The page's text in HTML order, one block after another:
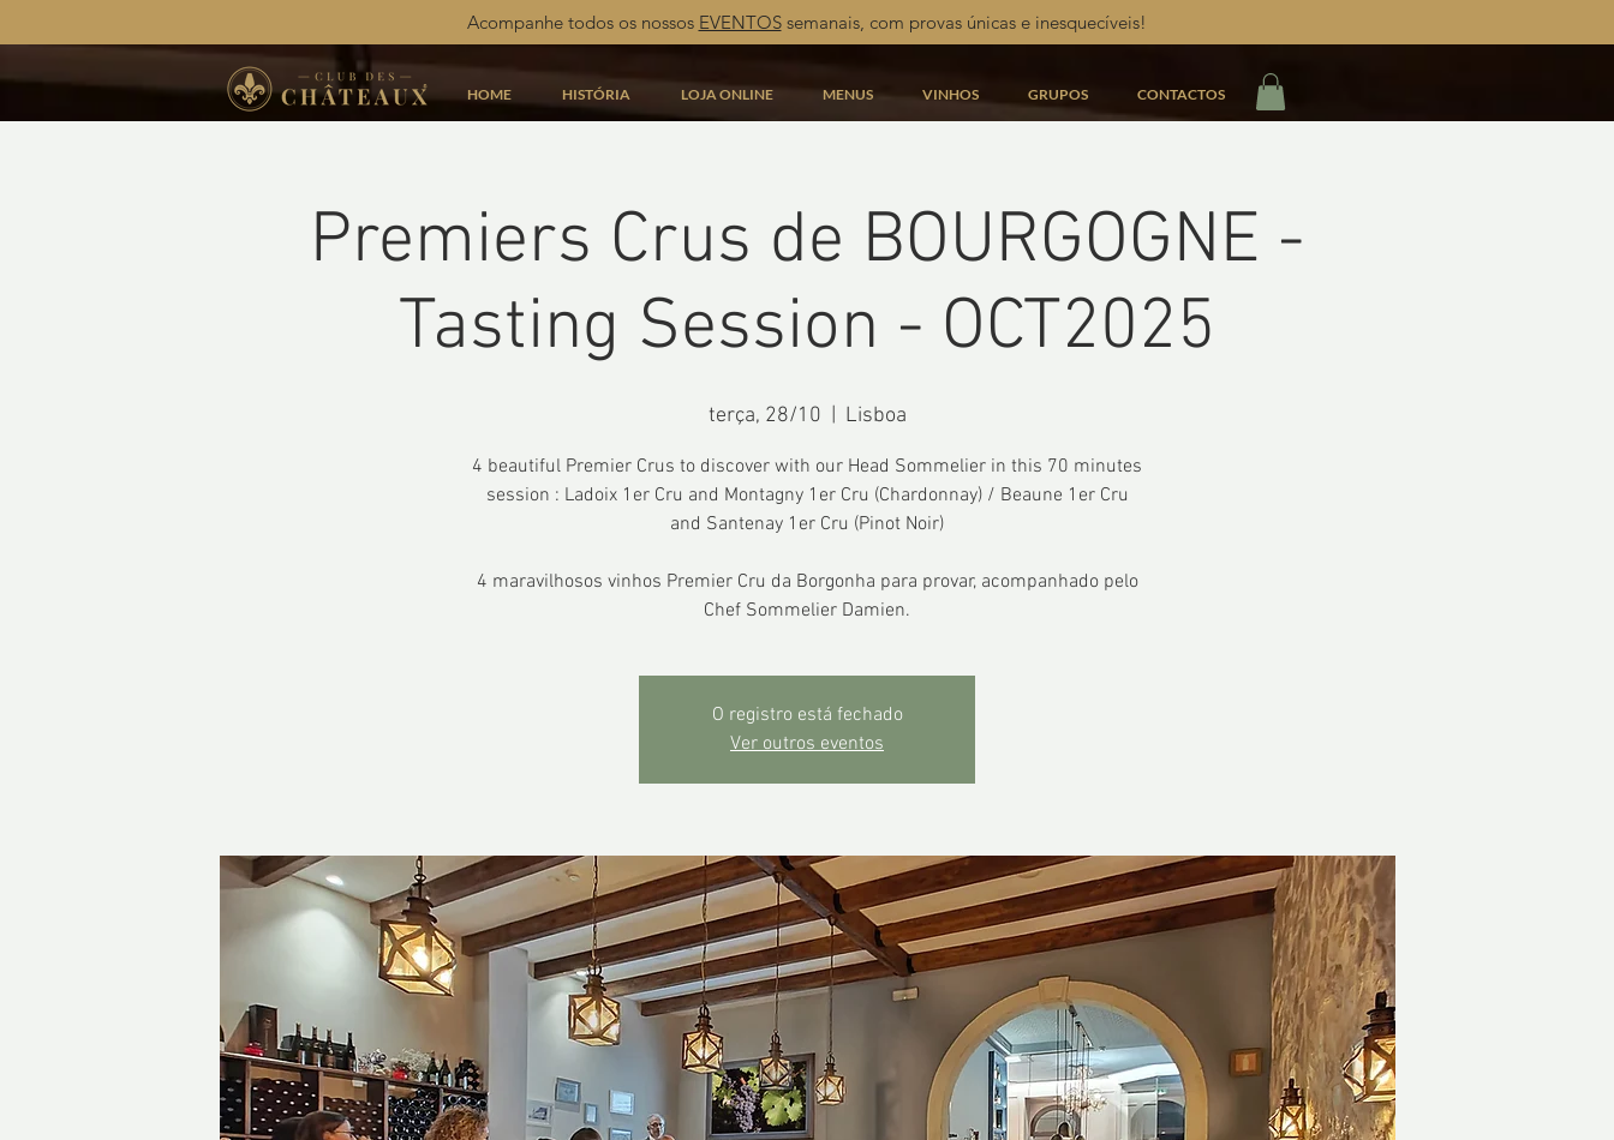
Acompanhe todos os nossos EVENTOSsemanais, com provas únicas e inesquecíveis!
HOME HISTÓRIA LOJA ONLINE MENUS VINHOS GRUPOS CONTACTOS
Premiers Crus de BOURGOGNE -
Tasting Session - OCT2025
terça, 28/10 Lisboa
4 beautiful Premier Crus to discover with our Head Sommelier in this 70 minutes
session : Ladoix 1er Cru and Montagny 1er Cru (Chardonnay) / Beaune 1er Cru
and Santenay 1er Cru (Pinot Noir)
4 maravilhosos vinhos Premier Cru da Borgonha para provar, acompanhado pelo
Chef Sommelier Damien.
O registro está fechado
Ver outros eventos